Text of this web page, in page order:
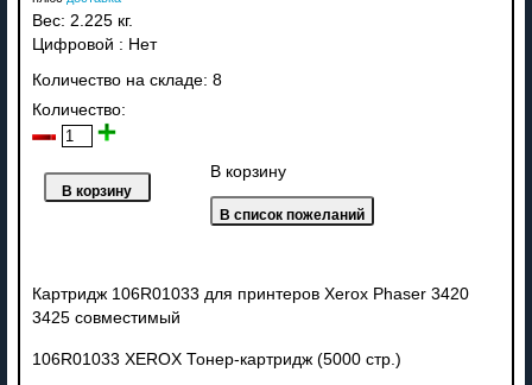
Вес: 2.225 кг.
Цифровой : Нет
Количество на складе: 8
Количество:
В корзину
Картридж 106R01033 для принтеров Xerox Phaser 3420
3425 совместимый
106R01033 XEROX Тонер-картридж (5000 стр.)